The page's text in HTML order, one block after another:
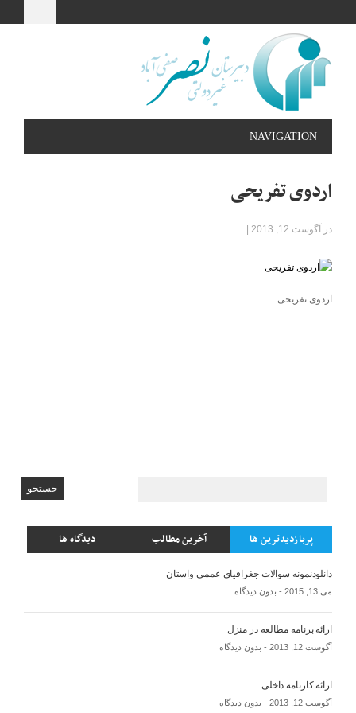
NAVIGATION
اردوی تفریحی
در آگوست 12, 2013
اردوی تفریحی
پربازدیدترین ها آخرین مطالب دیدگاه ها
دانلودنمونه سوالات جغرافیای عممی واستان
می 13, 2015 - بدون دیدگاه
ارائه برنامه مطالعه در منزل
آگوست 12, 2013 - بدون دیدگاه
ارائه کارنامه داخلی
آگوست 12, 2013 - بدون دیدگاه